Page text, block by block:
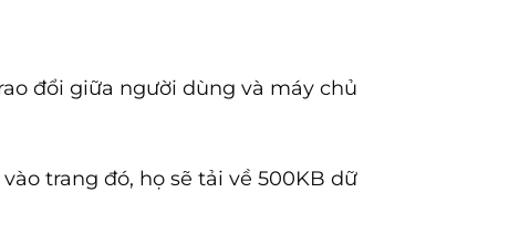
đổi giữa người dùng và máy chủ
trang đó, họ sẽ tải về 500KB dữ